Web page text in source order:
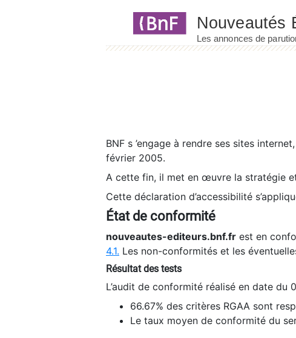
BNF s ’engage à rendre ses sites
février 2005.
A cette fin, il met en œuvre la stratégie
Cette déclaration d’accessibilité
État de conformité
nouveautes-editeurs.bnf.fr est en
4.1. Les non-conformités et les
Résultat des tests
L’audit de conformité réalisé en date du
66.67% des critères RGAA sont
Le taux moyen de conformité du